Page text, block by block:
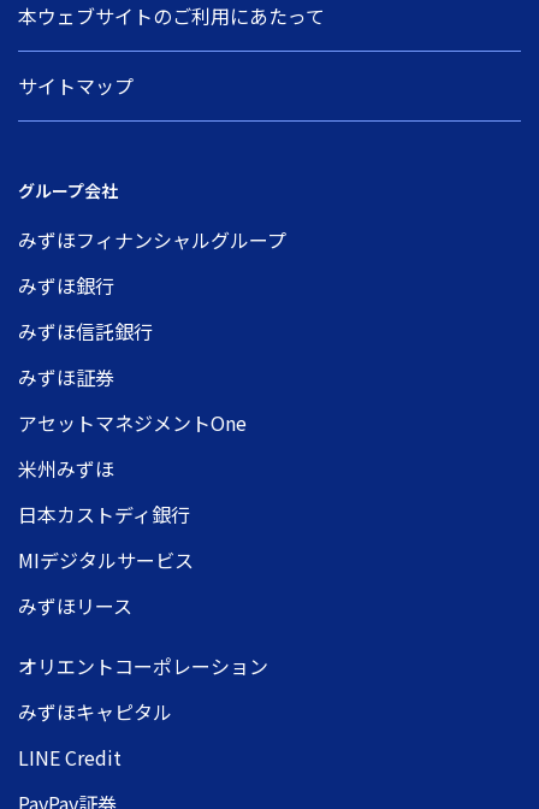
本ウェブサイトのご利用にあたって
サイトマップ
グループ会社
みずほフィナンシャルグループ
みずほ銀行
みずほ信託銀行
みずほ証券
アセットマネジメントOne
米州みずほ
日本カストディ銀行
MIデジタルサービス
みずほリース
オリエントコーポレーション
みずほキャピタル
LINE Credit
PayPay証券